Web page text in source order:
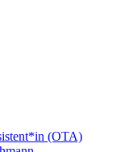
(OTA)